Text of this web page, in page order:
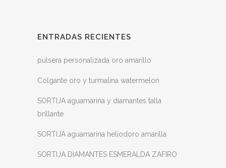
ENTRADAS RECIENTES
pulsera personalizada oro amarillo
Colgante oro y turmalina watermelon
SORTIJA aguamarina y diamantes talla
brillante
SORTIJA aguamarina heliodoro amarilla
SORTIJA DIAMANTES ESMERALDA ZAFIRO